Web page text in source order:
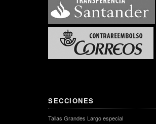
SECCIONES
Tallas Grandes Largo especial